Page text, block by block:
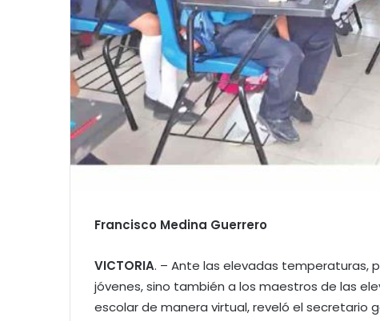
Francisco Medina Guerrero
VICTORIA. – Ante las elevadas temperaturas,
jóvenes, sino también a los maestros de las
escolar de manera virtual, reveló el secretario